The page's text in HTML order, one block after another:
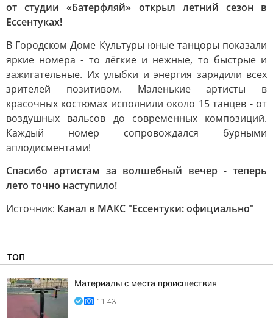
от студии «Батерфляй» открыл летний сезон в
Ессентуках!
В Городском Доме Культуры юные танцоры показали
яркие номера - то лёгкие и нежные, то быстрые и
зажигательные. Их улыбки и энергия зарядили всех
зрителей позитивом. Маленькие артисты в
красочных костюмах исполнили около 15 танцев - от
воздушных вальсов до современных композиций.
Каждый номер сопровождался бурными
аплодисментами!
Спасибо артистам за волшебный вечер - теперь
лето точно наступило!
Источник: Канал в МАКС "Ессентуки: официально"
ТОП
Материалы с места происшествия
11:43